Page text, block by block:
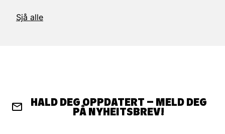
Sjå alle
HALD DEG OPPDATERT – MELD DEG
PÅ NYHEITSBREV!